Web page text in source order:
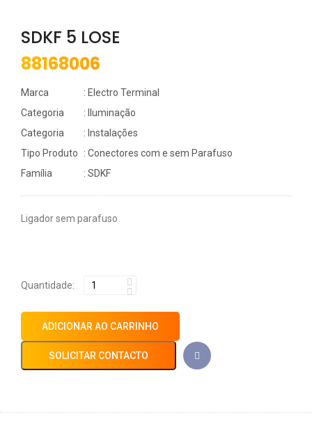
SDKF 5 LOSE
88168006
Marca
: Electro Terminal
Categoria
: Iluminação
Categoria
: Instalações
Tipo Produto
: Conectores com e sem Parafuso
Família
: SDKF
Ligador sem parafuso
Quantidade:
ADICIONAR AO CARRINHO
SOLICITAR CONTACTO